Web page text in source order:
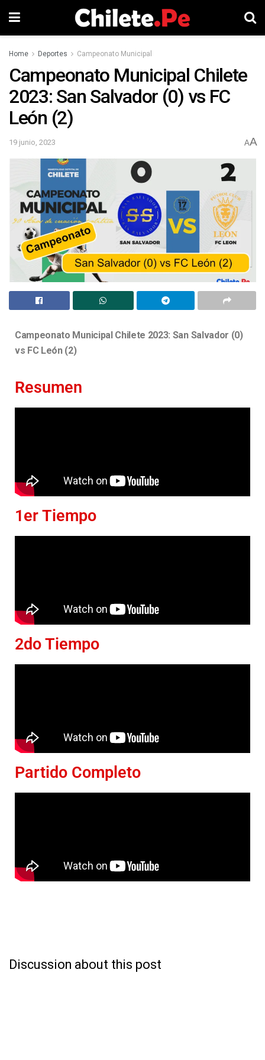
Home Deportes Campeonato Municipal
Campeonato Municipal Chilete
2023: San Salvador (0) vs FC
León (2)
19 junio, 2023 AA
Campeonato Municipal Chilete 2023: San Salvador (0)
vs FC León (2)
Resumen
1er Tiempo
2do Tiempo
Partido Completo
Discussion about this post